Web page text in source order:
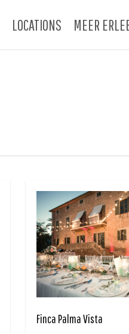
LOCATIONS MEER
Finca Palma Vista